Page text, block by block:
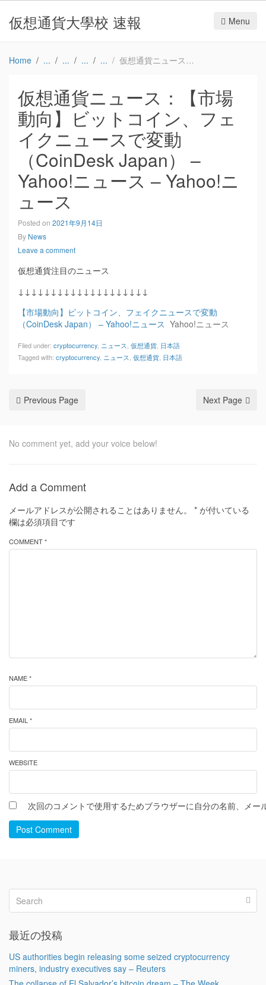
仮想通貨大學校 速報 Menu
Home 仮想通貨ニュース：【市場動向】ビットコイン、フェイクニュースで変動（CoinDesk Japan） – Yahoo!ニュース – Yahoo!ニュース
仮想通貨ニュース：【市場
動向】ビットコイン、フェ
イクニュースで変動
（CoinDesk Japan） –
Yahoo!ニュース – Yahoo!ニ
ュース
Posted on 2021年9月14日
By News
Leave a comment
仮想通貨注目のニュース
↓↓↓↓↓↓↓↓↓↓↓↓↓↓↓↓↓↓↓↓
【市場動向】ビットコイン、フェイクニュースで変動
（CoinDesk Japan） – Yahoo!ニュース Yahoo!ニュース
Filed under: cryptocurrency ニュース 仮想通貨 日本語
Tagged with: cryptocurrency ニュース 仮想通貨 日本語
Previous Page Next Page
No comment yet, add your voice below!
Add a Comment
メールアドレスが公開されることはありません。 * が付いている
欄は必須項目です
COMMENT *
NAME *
EMAIL *
WEBSITE
次回のコメントで使用するためブラウザーに自分の名前、メー
Post Comment
最近の投稿
US authorities begin releasing some seized cryptocurrency
miners, industry executives say – Reuters